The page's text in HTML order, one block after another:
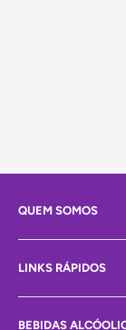
QUEM SOMOS
produtos orientais.
Atuamos há
sempre
LINKS RÁPIDOS
Home
BEBIDAS